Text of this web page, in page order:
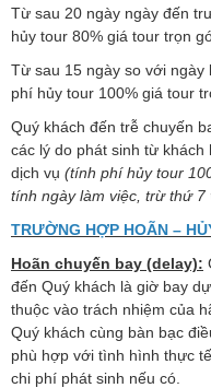
Từ sau 20 ngày ngày đến
hủy tour 80% giá tour trọn
Từ sau 15 ngày so
phí hủy tour 100% giá tour
Quý khách đến trễ chuyến
các lý do phát sinh từ
dịch vụ (tính phí hủy tour
tính ngày làm việc, trừ thứ 7
TRƯỜNG HỢP HOÃN –
Hoãn chuyến bay (delay):
đến Quý khách là giờ bay
thuộc vào trách nhiệm của
Quý khách cùng bàn bạc
phù hợp với tình hình thực
chi phí phát sinh nếu có.